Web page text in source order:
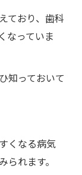
ており、歯科
なっていま
知っておいて
くなる病気
れます。